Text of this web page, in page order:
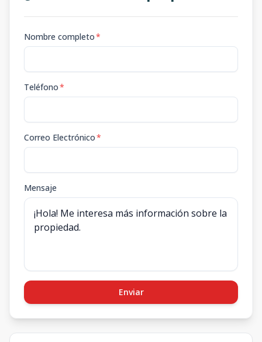
Nombre completo*
Teléfono*
Correo Electrónico*
Mensaje
Enviar